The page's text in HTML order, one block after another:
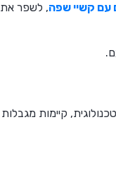
עם קשיי שפה, לשפר את
קיימות מגבלות